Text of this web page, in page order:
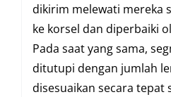
dikirim melewati mereka
ke korsel dan diperbaiki
Pada saat yang sama,
ditutupi dengan jumlah
disesuaikan secara tepat